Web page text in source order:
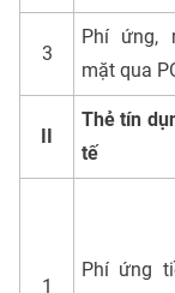
3
Phí ứng,
mặt qua
II
Thẻ tín
tế
1
Phí ứng